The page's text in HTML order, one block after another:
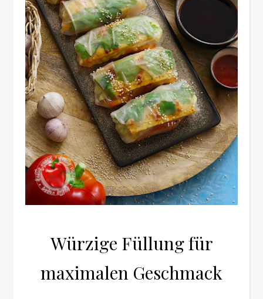
Würzige Füllung für
maximalen Geschmack